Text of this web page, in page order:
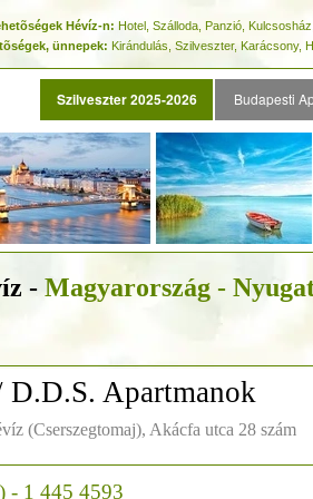
Hévíz-n: Hotel, Szálloda, Panzió,
ünnepek: Kirándulás, Szilveszter, Karácsony,
Szilveszter 2025-2026 Budapesti
- Magyarország -
D.D.S. Apartmanok
(Cserszegtomaj), Akácfa utca 28 szám
- 1 445 4593